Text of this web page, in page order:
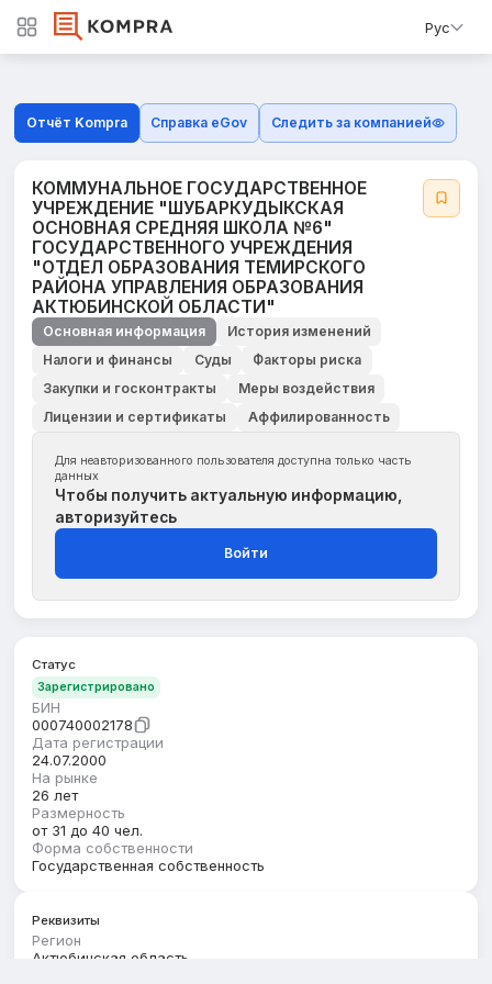
Рус
Отчёт Kompra Справка eGov Следить за компанией
КОММУНАЛЬНОЕ ГОСУДАРСТВЕННОЕ
УЧРЕЖДЕНИЕ "ШУБАРКУДЫКСКАЯ
ОСНОВНАЯ СРЕДНЯЯ ШКОЛА №6"
ГОСУДАРСТВЕННОГО УЧРЕЖДЕНИЯ
"ОТДЕЛ ОБРАЗОВАНИЯ ТЕМИРСКОГО
РАЙОНА УПРАВЛЕНИЯ ОБРАЗОВАНИЯ
АКТЮБИНСКОЙ ОБЛАСТИ"
Основная информация
История изменений
Налоги и финансы
Суды
Факторы риска
Закупки и госконтракты
Меры воздействия
Лицензии и сертификаты
Аффилированность
Для неавторизованного пользователя доступна только часть
данных
Чтобы получить актуальную информацию,
авторизуйтесь
Войти
Статус
Зарегистрировано
БИН
000740002178
Дата регистрации
24.07.2000
На рынке
26 лет
Размерность
от 31 до 40 чел.
Форма собственности
Государственная собственность
Реквизиты
Регион
Актюбинская область